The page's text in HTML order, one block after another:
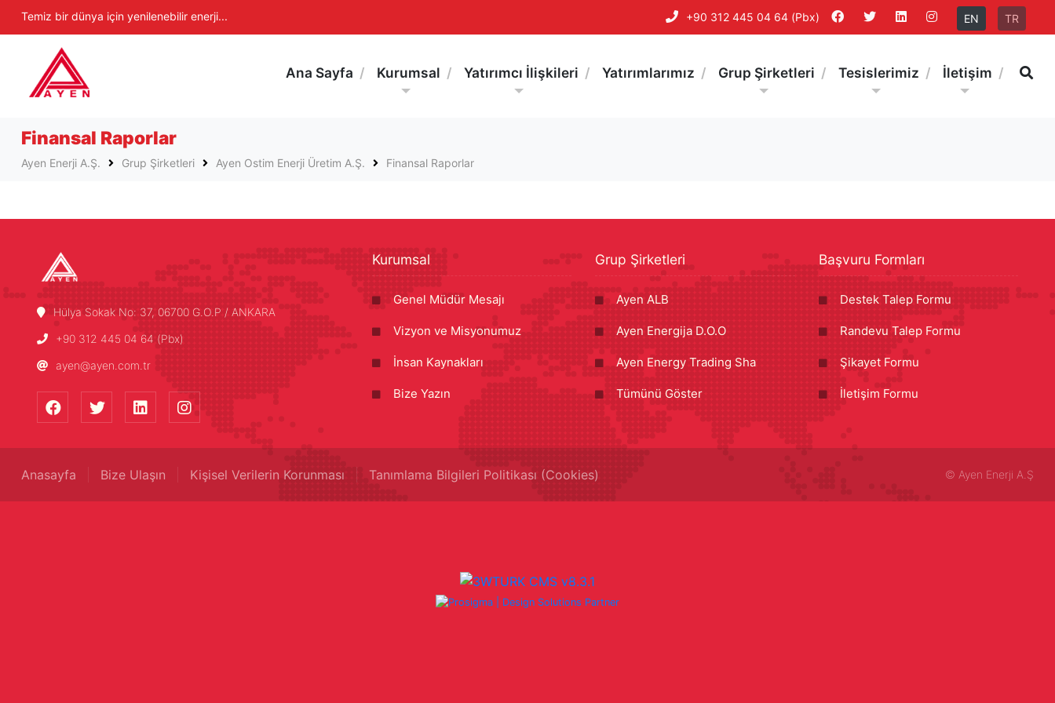
Ayen Enerji A.Ş +90 312 445 04 64 (Pbx) EN TR
Temiz bir dünya için yenilenebilir enerji...
Ana Sayfa Kurumsal Yatırımcı İlişkileri Yatırımlarımız Grup Şirketleri Tesislerimiz İletişim
Finansal Raporlar
Ayen Enerji A.Ş. Grup Şirketleri Ayen Ostim Enerji Üretim A.Ş. Finansal Raporlar
Hülya Sokak No: 37, 06700 G.O.P / ANKARA
+90 312 445 04 64 (Pbx)
ayen@ayen.com.tr
Kurumsal
Genel Müdür Mesajı
Vizyon ve Misyonumuz
İnsan Kaynakları
Bize Yazın
Grup Şirketleri
Ayen ALB
Ayen Energija D.O.O
Ayen Energy Trading Sha
Tümünü Göster
Başvuru Formları
Destek Talep Formu
Randevu Talep Formu
Şikayet Formu
İletişim Formu
Anasayfa Bize Ulaşın Kişisel Verilerin Korunması Tanımlama Bilgileri Politikası (Cookies) © Ayen Enerji A.Ş